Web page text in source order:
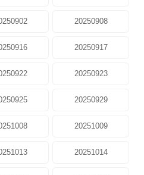
20250908
20250917
20250923
20250929
20251009
20251014